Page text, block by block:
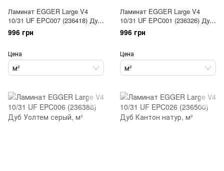
Ламинат EGGER Large V4
10/31 UF EPC007 (236418) Дуб
Уолтем коричневый
996 грн
Цена
м²
Ламинат EGGER Large V4
10/31 UF EPC001 (236326) Дуб
Уолтем натур
996 грн
Цена
м²